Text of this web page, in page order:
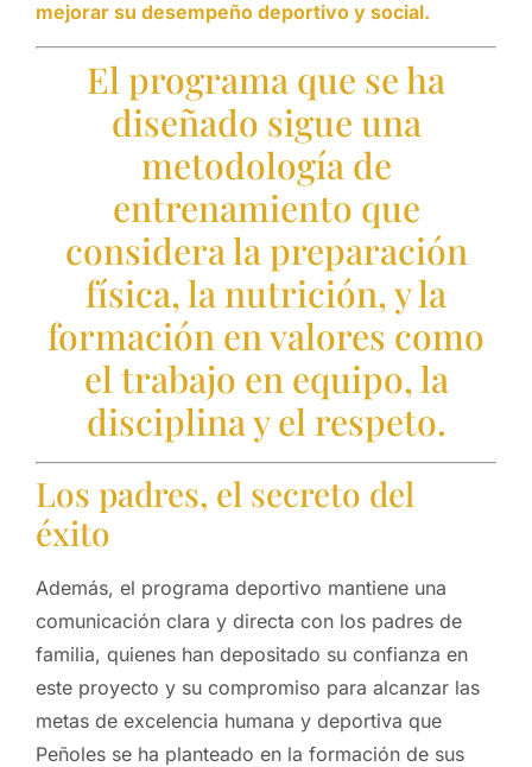
mejorar su desempeño deportivo y social.
El programa que se ha
diseñado sigue una
metodología de
entrenamiento que
considera la preparación
física, la nutrición, y la
formación en valores como
el trabajo en equipo, la
disciplina y el respeto.
Los padres, el secreto del
éxito
Además, el programa deportivo mantiene una
comunicación clara y directa con los padres de
familia, quienes han depositado su confianza en
este proyecto y su compromiso para alcanzar las
metas de excelencia humana y deportiva que
Peñoles se ha planteado en la formación de sus